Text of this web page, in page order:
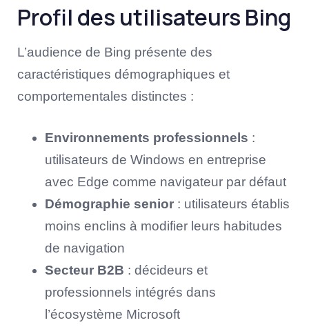
Profil des utilisateurs Bing
L’audience de Bing présente des
caractéristiques démographiques et
comportementales distinctes :
Environnements professionnels :
utilisateurs de Windows en entreprise
avec Edge comme navigateur par défaut
Démographie senior : utilisateurs établis
moins enclins à modifier leurs habitudes
de navigation
Secteur B2B : décideurs et
professionnels intégrés dans
l’écosystème Microsoft